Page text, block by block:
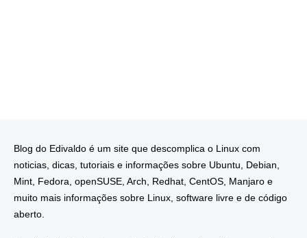
Blog do Edivaldo é um site que descomplica o Linux com
noticias, dicas, tutoriais e informações sobre Ubuntu, Debian,
Mint, Fedora, openSUSE, Arch, Redhat, CentOS, Manjaro e
muito mais informações sobre Linux, software livre e de código
aberto.